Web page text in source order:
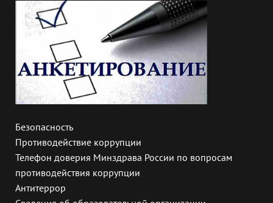
Безопасность
Противодействие коррупции
Телефон доверия Минздрава России по вопросам
противодействия коррупции
Антитеррор